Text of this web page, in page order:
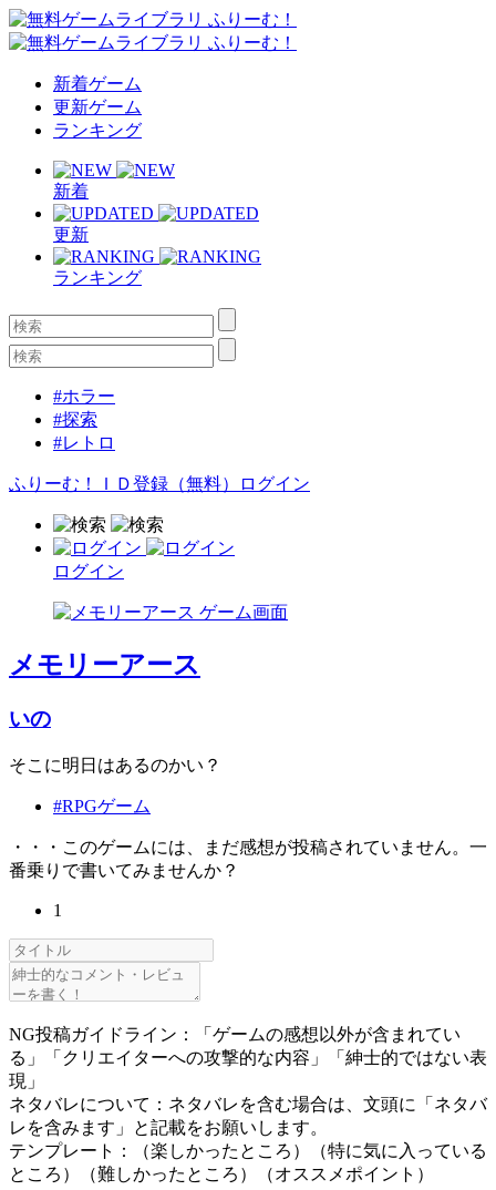
新着ゲーム
更新ゲーム
ランキング
新着
更新
ランキング
#ホラー
#探索
#レトロ
ふりーむ！ＩＤ登録（無料） ログイン
ログイン
メモリーアース
いの
そこに明日はあるのかい？
#RPGゲーム
・・・このゲームには、まだ感想が投稿されていません。一
番乗りで書いてみませんか？
1
NG投稿ガイドライン：「ゲームの感想以外が含まれてい
る」「クリエイターへの攻撃的な内容」「紳士的ではない表
現」
ネタバレについて：ネタバレを含む場合は、文頭に「ネタバ
レを含みます」と記載をお願いします。
テンプレート：（楽しかったところ）（特に気に入っている
ところ）（難しかったところ）（オススメポイント）